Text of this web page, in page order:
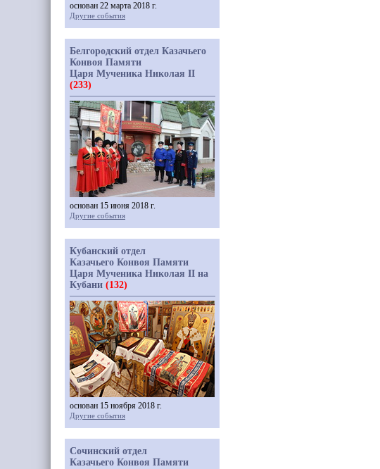
основан 22 марта 2018 г.
Другие события
Белгородский отдел Казачьего
Конвоя Памяти
Царя Мученика Николая II
(233)
основан 15 июня 2018 г.
Другие события
Кубанский отдел
Казачьего Конвоя Памяти
Царя Мученика Николая II на
Кубани (132)
основан 15 ноября 2018 г.
Другие события
Сочинский отдел
Казачьего Конвоя Памяти